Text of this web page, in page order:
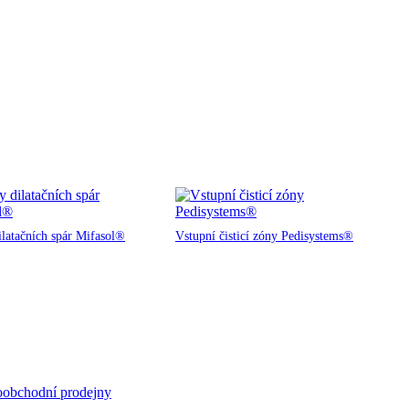
spár Mifasol® Vstupní čisticí zóny Pedisystems®